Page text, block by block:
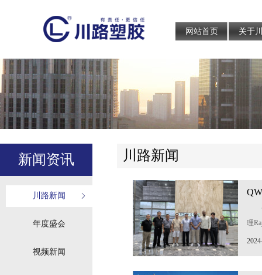
网站首页 关于
新闻资讯
川路新闻
年度盛会
视频新闻
川路新闻
理